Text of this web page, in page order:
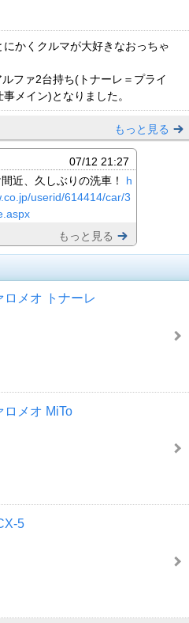
にかくクルマが大好きなおっちゃ
ファ2台持ち(トナーレ＝プライ
メイン)となりました。
もっと見る
07/12 21:27
近、久しぶりの洗車！ h
userid/614414/car/3
もっと見る
ロメオ トナーレ
ロメオ MiTo
5